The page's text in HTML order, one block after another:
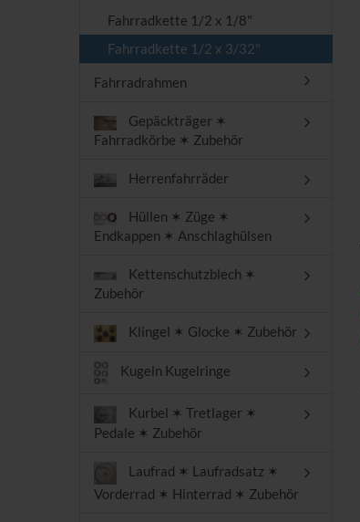
Fahrradkette 1/2 x 1/8"
Fahrradkette 1/2 x 3/32"
Fahrradrahmen
Gepäckträger ✶
Fahrradkörbe ✶ Zubehör
Herrenfahrräder
Hüllen ✶ Züge ✶
Endkappen ✶ Anschlaghülsen
Kettenschutzblech ✶
Zubehör
Klingel ✶ Glocke ✶ Zubehör
Kugeln Kugelringe
Kurbel ✶ Tretlager ✶
Pedale ✶ Zubehör
Laufrad ✶ Laufradsatz ✶
Vorderrad ✶ Hinterrad ✶ Zubehör